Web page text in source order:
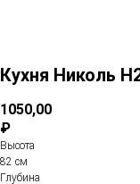
Кухня Николь
1050,00
₽
Высота
82 см
Глубина